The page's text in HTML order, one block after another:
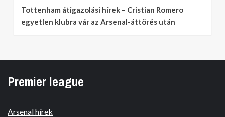
Tottenham átigazolási hírek – Cristian Romero
egyetlen klubra vár az Arsenal-áttörés után
Premier league
Arsenal hírek